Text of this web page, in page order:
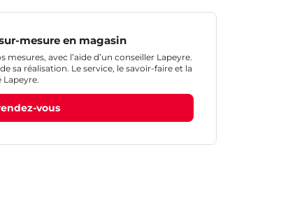
mesure en magasin
avec l’aide d’un conseiller Lapeyre.
sa réalisation. Le service, le savoir-faire et la
Lapeyre.
vous